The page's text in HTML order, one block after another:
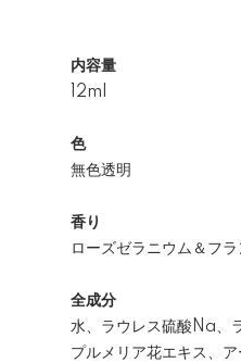
内容量
12ml
色
無色透明
香り
ローズゼラニウム＆フ
全成分
水、ラウレス硫酸Na、
プルメリア花エキス、